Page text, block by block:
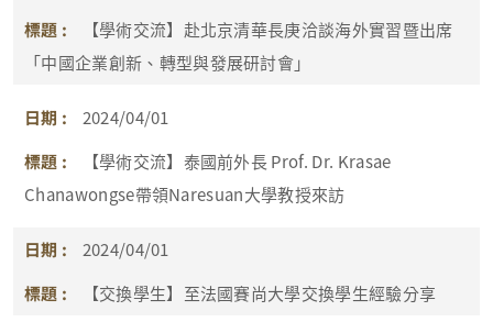
【學術交流】赴北京清華長庚洽談海外實習暨出席
「中國企業創新、轉型與發展研討會」
2024/04/01
【學術交流】泰國前外長 Prof. Dr. Krasae
Chanawongse帶領Naresuan大學教授來訪
2024/04/01
【交換學生】至法國賽尚大學交換學生經驗分享